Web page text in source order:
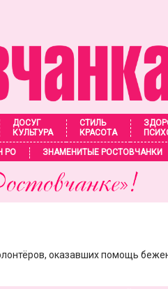
ДОСУГ
КУЛЬТУРА
СТИЛЬ
КРАСОТА
РО ЗНАМЕНИТЫЕ РОСТОВЧАНКИ
оказавших помощь